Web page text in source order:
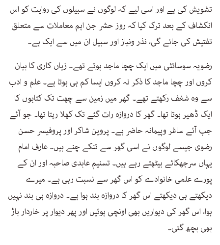
تشویش کی ہے اور اسی لیے کہ لوگوں نے سبیلوں کی روایت کو اس
انکشاف کے بعد ترک کیا کہ روز حشر جن اہم معاملات سے متعلق
تفتیش کی جائے گی، نذر ونیاز اور سبیل ان میں سے ایک ہے۔
رضویہ سوسائٹی میں ایک چچا ماجد ہوتے تھے۔ زیاں کاری کا بیان
کروں اور چچا ماجد کا ذکر نہ کروں ایسا کم ہی ہوتا ہے۔ علم و ادب
سے وہ شغف رکھتے تھے۔ گھر میں زمین سے چھت تک کتابوں کا
ایک ڈھیر ہوتا تھا۔ گھر کا دروازہ رات گئے تک کھلا رہتا تھا۔ جو آئے
جب آئے ساغر وپیمانہ حاضر ہے۔ پروین شاکر اور پروفیسر حسن
رضوی جیسے لوگوں نے اسی گھر سے تنکے چنے ہیں۔ عارف امام
یہاں سرجھکائے بیٹھتے رہے ہیں۔ تسنیم عابدی صاحبہ اور ان کے
پورے علمی خانوادے کو اس گھر سے نسبت رہی ہے۔ میرے
دیکھتے ہی دیکھتے اس گھر کا دروازہ بند ہوا ہے۔ دروازہ ہی بند نہیں
ہوا، اس گھر کی دیواریں بھی اونچی ہوئیں اور پھر دیوار پر خاردار باڑ
بھی بچھ گئی۔